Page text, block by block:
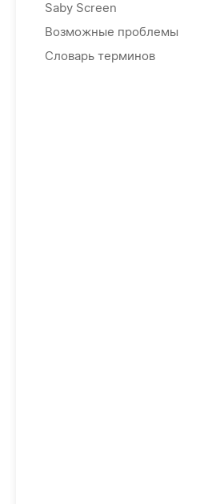
Saby Screen
Возможные проблемы
Словарь терминов